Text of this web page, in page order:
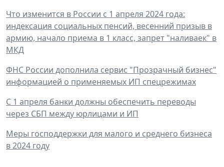
Что изменится в России с 1 апреля 2024 года:
индексация социальных пенсий, весенний призыв в
армию, начало приема в 1 класс, запрет "наливаек" в
МКД
ФНС России дополнила сервис "Прозрачный бизнес"
информацией о применяемых ИП спецрежимах
С 1 апреля банки должны обеспечить переводы
через СБП между юрлицами и ИП
Меры господдержки для малого и среднего бизнеса
в 2024 году